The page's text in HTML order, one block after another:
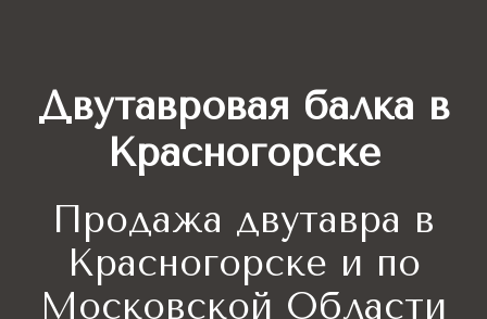
Двутавровая балка в
Красногорске
Продажа двутавра в
Красногорске и по
Московской Области